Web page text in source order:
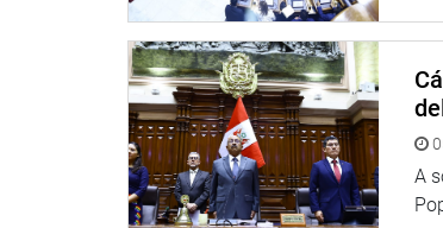
banda de músicos de la Policía
nacional de la costa, sierra y selva.
Al inicio del evento hizo su
responder a la orden de su guía.
Copacabana al interpretar una
Participaron con otras danzas los
A